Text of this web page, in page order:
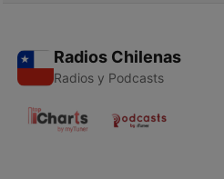
Radios Chilenas
Radios y Podcasts